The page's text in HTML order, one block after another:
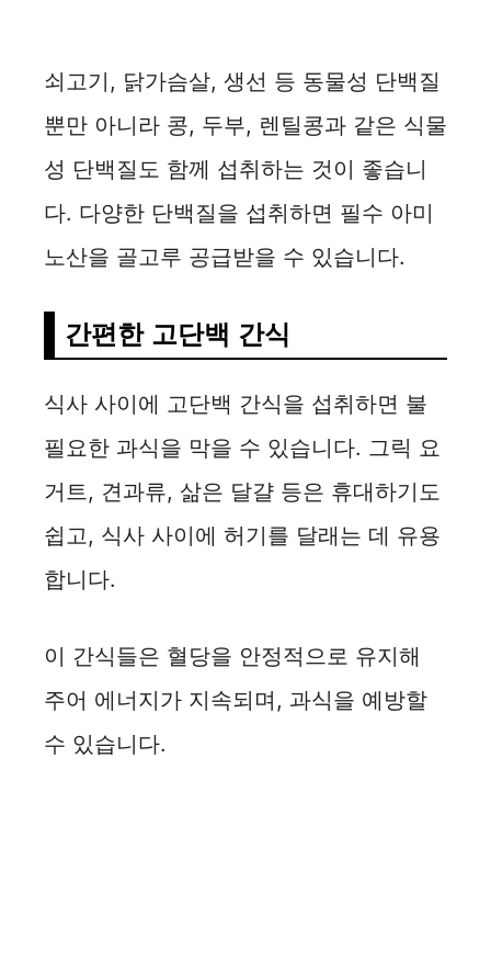
쇠고기, 닭가슴살, 생선 등 동물성 단백질
뿐만 아니라 콩, 두부, 렌틸콩과 같은 식물
성 단백질도 함께 섭취하는 것이 좋습니
다. 다양한 단백질을 섭취하면 필수 아미
노산을 골고루 공급받을 수 있습니다.
간편한 고단백 간식
식사 사이에 고단백 간식을 섭취하면 불
필요한 과식을 막을 수 있습니다. 그릭 요
거트, 견과류, 삶은 달걀 등은 휴대하기도
쉽고, 식사 사이에 허기를 달래는 데 유용
합니다.
이 간식들은 혈당을 안정적으로 유지해
주어 에너지가 지속되며, 과식을 예방할
수 있습니다.